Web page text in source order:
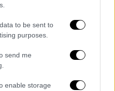
to be sent to
purposes.
send me
enable storage
επιλογές
σενάρια για το
έναν
νίκης» από τις
περιφερειακή ή